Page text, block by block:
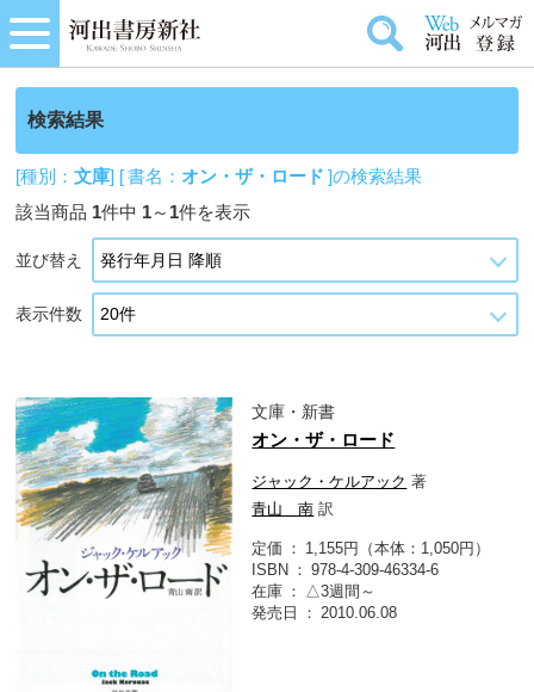
検索結果
[種別：文庫] [ 書名：オン・ザ・ロード ]の検索結果
該当商品 1件中 1～ 1件を表示
並び替え
表示件数
文庫・新書
オン・ザ・ロード
ジャック・ケルアック 著
青山 南 訳
定価
1,155円（本体：1,050円）
ISBN
978-4-309-46334-6
在庫
△3週間～
発売日
2010.06.08